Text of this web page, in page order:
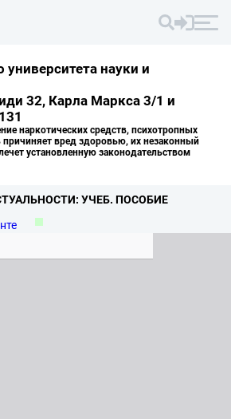
науки и
32, Карла Маркса 3/1 и
наркотических средств, психотропных
причиняет вред здоровью, их незаконный
установленную законодательством
УЧЕБ. ПОСОБИЕ